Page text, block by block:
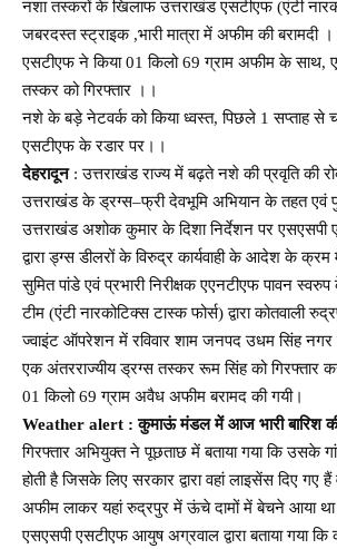
नशा तस्करों के खिलाफ उत्तराखंड एसटीएफ (एंटी
जबरदस्त स्ट्राइक ,भारी मात्रा में अफीम की बरामदी
एसटीएफ ने किया 01 किलो 69 ग्राम अफीम के साथ,
तस्कर को गिरफ्तार ।।
नशे के बड़े नेटवर्क को किया ध्वस्त, पिछले 1 सप्ताह से
एसटीएफ के रडार पर।।
देहरादून: उत्तराखंड राज्य में बढ़ते नशे की प्रवृति की
उत्तराखंड के ड्रग्स–फ्री देवभूमि अभियान के तहत एवं
उत्तराखंड अशोक कुमार के दिशा निर्देशन पर
द्वारा ड्ग्स डीलरों के विरुद्र कार्यवाही के आदेश के
सुमित पांडे एवं प्रभारी निरीक्षक एएनटीएफ पावन
टीम (एंटी नारकोटिक्स टास्क फोर्स) द्वारा कोतवाली
ज्वाइंट ऑपरेशन में रविवार शाम जनपद उधम सिंह नगर
एक अंतरराज्यीय ड्रग्स तस्कर रूम सिंह को
01 किलो 69 ग्राम अवैध अफीम बरामद की गयी।
Weather alert : कुमाऊं मंडल में आज भारी बारिश
गिरफ्तार अभियुक्त ने पूछताछ में बताया गया कि उसके
होती है जिसके लिए सरकार द्वारा वहां लाइसेंस दिए गए
अफीम लाकर यहां रुद्रपुर में ऊंचे दामों में बेचने आया
एसएसपी एसटीएफ आयुष अग्रवाल द्वारा बताया गया